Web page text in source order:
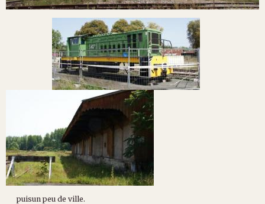
puisun peu de ville.